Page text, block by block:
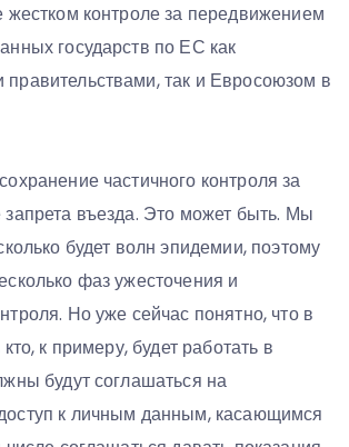
жестком контроле за передвижением
государств по ЕС как
так и Евросоюзом в
частичного контроля за
въезда. Это может быть. Мы
будет волн эпидемии, поэтому
фаз ужесточения и
Но уже сейчас понятно, что в
к примеру, будет работать в
будут соглашаться на
к личным данным, касающимся